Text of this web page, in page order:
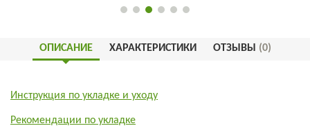
ОПИСАНИЕ ХАРАКТЕРИСТИКИ ОТЗЫВЫ (0)
Инструкция по укладке и уходу
Рекомендации по укладке